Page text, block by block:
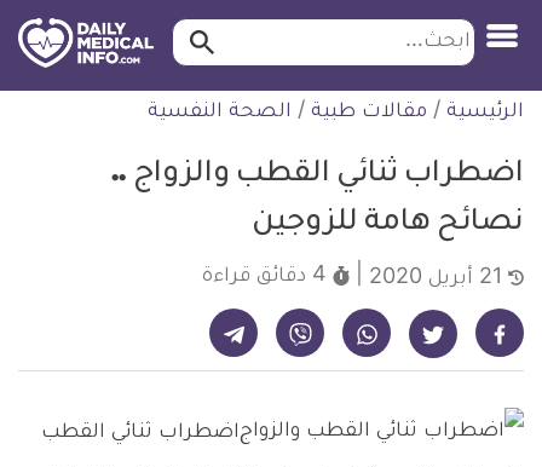
التخطي
للمحتوى
طبية
ابحث ابحث…
الرئيسية / مقالات طبية / الصحة النفسية
اضطراب ثنائي القطب والزواج ..
نصائح هامة للزوجين
4 دقائق قراءة
شارك على فيسبوك - ديلي ميديكال انفو شارك على تويتر - ديلي ميديكال انفو شارك على واتساب - ديلي ميديكال انفو شارك على فايبر - ديلي ميديكال انفو شارك على تيليجرام - ديلي ميديكال انفو
اضطراب ثنائي القطب